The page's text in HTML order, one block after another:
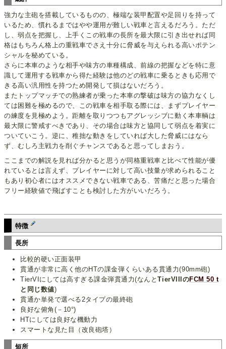
強力な主砲を搭載しているものの、極端な装甲配置や足回りを持って
いるため、慣れるまではやや運用が難しい戦車と言えるだろう。ただ
し、弱点を把握し、上手くこの戦車の長所を最大限に引き出せれば同
格はもちろん格上の重戦車でさえ十分に脅威を与えられる高いポテン
シャルを秘めている。
さらに本車のような相手や味方の車種構成、前線の把握などを特に意
識して運用する戦車から得た経験は他のどの戦車に乗るときも応用で
きる高い汎用性を持つため開発して損はないだろう。
またトップマッチでの熟練者が乗った本車の撃破は味方の協力なくし
ては困難を極めるので、この戦車を相手取る際には、まずプレイヤー
の練度を見極めよう。距離を取りつつもアグレッシブに動く本車輌は
最大限に警戒すべきであり、その場合は味方と協同して弱点を着実に
ついていこう。逆に、稚拙な動きをしていれば大した脅威にはなら
ず、むしろ主戦力を削ぐチャンスであると思ってしまおう。
ここまでの解説を見れば分かると思うが同格重戦車と比べて性能が優
れているとは言えず、プレイヤーに対して高い技量が求められること
もあり初心者にはオススメできない戦車である、苦痛だと思った場合
フリー経験値で飛ばすことも検討した方がいいだろう。
特徴
長所
比較的硬い正面装甲
貫通が非常に高く他のHTの課金弾くらいある貫通力(90mm砲)
TierVIにしては高すぎる課金弾貫通力(なんとTierVIIIのFCM 50 t
と同じ数値)
貫通か単発で選べる2タイプの最終砲
良好な俯角(－10°)
HTにしては良好な機動力
スマートな見た目（改良砲塔）
短所